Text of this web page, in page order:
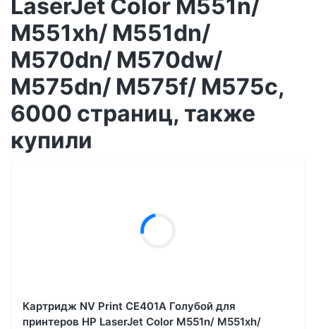
LaserJet Color M551n/
M551xh/ M551dn/
M570dn/ M570dw/
M575dn/ M575f/ M575c,
6000 страниц, также
купили
Картридж NV Print CE401A Голубой для
принтеров HP LaserJet Color M551n/ M551xh/